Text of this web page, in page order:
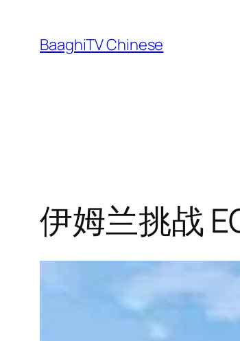
content
BaaghiTV Chinese
伊姆兰挑战